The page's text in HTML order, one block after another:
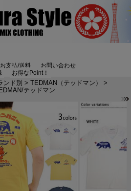
お支払/送料
お問い合わせ
お得なPoint！
ンド別 > TEDMAN（テッドマン）
>
テッドマン